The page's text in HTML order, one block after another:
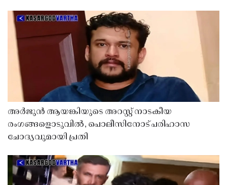
അർജുൻ ആയങ്കിയുടെ അറസ്റ്റ് നാടകീയ
രംഗങ്ങളൊടുവിൽ, പൊലീസിനോട് പരിഹാസ
ചോദ്യവുമായി പ്രതി